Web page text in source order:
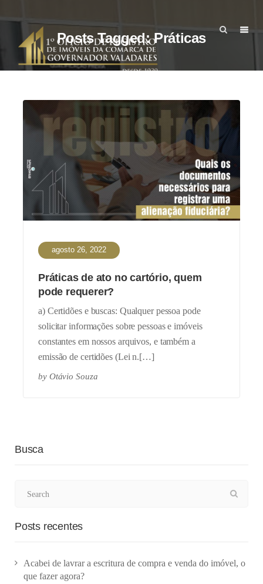
Posts Tagged: Práticas
agosto 26, 2022
Práticas de ato no cartório, quem
pode requerer?
a) Certidões e buscas: Qualquer pessoa pode
solicitar informações sobre pessoas e imóveis
constantes em nossos arquivos, e também a
emissão de certidões (Lei n.[…]
by Otávio Souza
Busca
Posts recentes
Acabei de lavrar a escritura de compra e venda do imóvel, o
que fazer agora?